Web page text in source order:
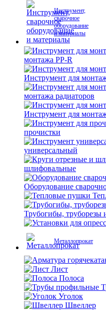
Инструмент,
сварочное
оборудование
и материалы
монтажа PP-R
Инструмент для
монтажа радиаторов
Инструмент для
прочистки
универсальный
шлифовальные
Оборудование
Трубогибы, труборезы
Металлопрокат
Лист
Полоса
Уголок
Швеллер